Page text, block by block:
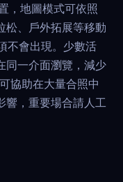
，地圖模式可依照
松、戶外拓展等移動
不會出現。少數活
同一介面瀏覽，減少
協助在大量合照中
響，重要場合請人工